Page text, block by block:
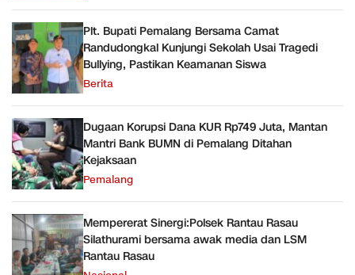
Plt. Bupati Pemalang Bersama Camat
Randudongkal Kunjungi Sekolah Usai Tragedi
Bullying, Pastikan Keamanan Siswa
Berita
Dugaan Korupsi Dana KUR Rp749 Juta, Mantan
Mantri Bank BUMN di Pemalang Ditahan
Kejaksaan
Pemalang
Mempererat Sinergi:Polsek Rantau Rasau
Silathurami bersama awak media dan LSM
Rantau Rasau